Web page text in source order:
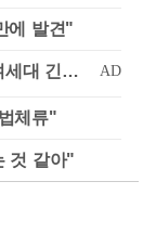
에 발견"
체류"
것 같아"